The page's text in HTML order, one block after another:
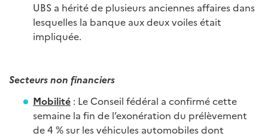
UBS a hérité de plusieurs anciennes affaires dans
lesquelles la banque aux deux voiles était
impliquée.
Secteurs non financiers
Mobilité : Le Conseil fédéral a confirmé cette
semaine la fin de l’exonération du prélèvement
de 4 % sur les véhicules automobiles dont